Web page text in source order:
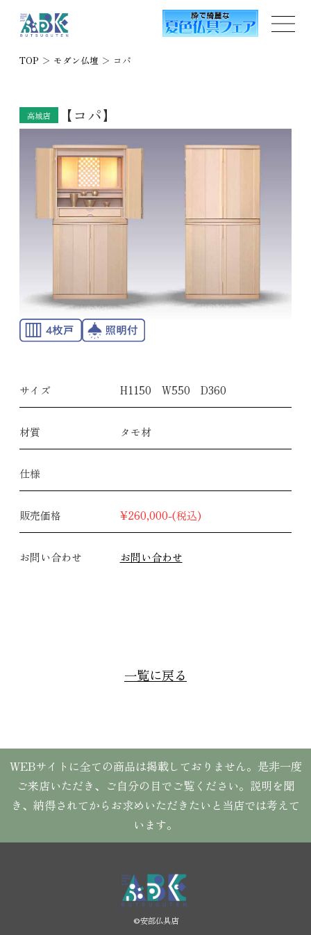
TOP ＞ モダン仏壇 ＞ コパ
高城店 【コパ】
サイズ H1150 W550 D360
材質 タモ材
仕様
販売価格 ¥260,000-(税込)
お問い合わせ お問い合わせ
一覧に戻る
WEBサイトに全ての商品は掲載しておりません。是非一度
ご来店いただき、ご自分の目でご覧ください。説明を聞
き、納得されてからお求めいただきたいと当店では考えて
います。
©︎安部仏具店